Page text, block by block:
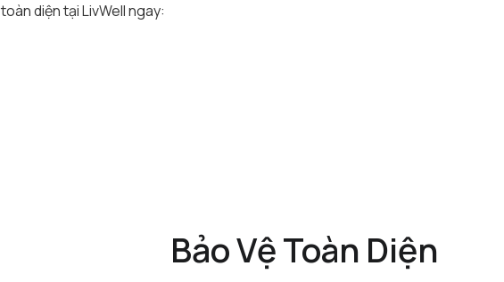
diện tại LivWell ngay:
Bảo Vệ Toàn Diện